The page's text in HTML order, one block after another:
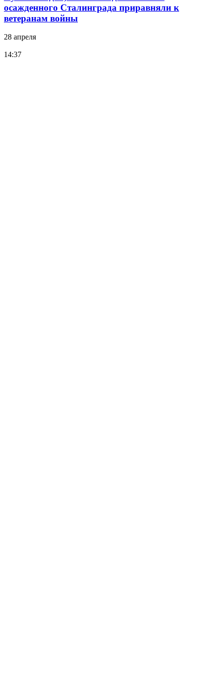
осажденного Сталинграда приравняли к
ветеранам войны
28 апреля
14:37